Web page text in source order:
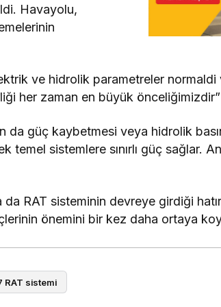
Havayolu,
ve hidrolik parametreler
her zaman en büyük
da güç kaybetmesi veya hidrolik
temel sistemlere sınırlı güç sağlar.
RAT sisteminin devreye girdiği
önemini bir kez daha ortaya
RAT sistemi